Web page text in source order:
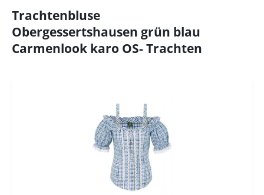
Trachtenbluse
Obergessertshausen grün blau
Carmenlook karo OS- Trachten